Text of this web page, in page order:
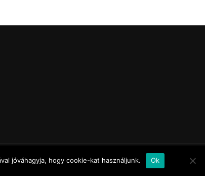
jóváhagyja, hogy cookie-kat használjunk. Ok